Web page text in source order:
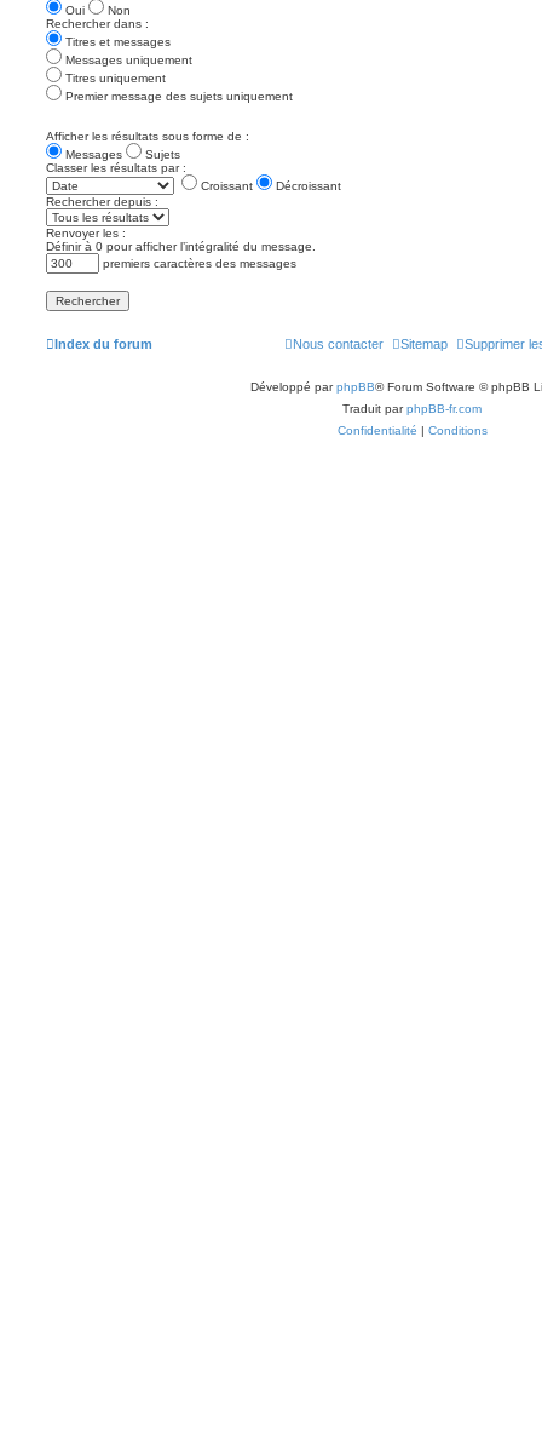
Oui
Non
Rechercher dans :
Titres et messages
Messages uniquement
Titres uniquement
Premier message des sujets uniquement
Afficher les résultats sous forme de :
Messages
Sujets
Classer les résultats par :
Croissant
Décroissant
Rechercher depuis :
Renvoyer les :
Définir à 0 pour afficher l’intégralité du message.
premiers caractères des messages
Index du forum Supprimer
Sitemap
Nous contacter
Développé parphpBB® Forum Software © phpBB
Traduit parphpBB-fr.com
Confidentialité | Conditions